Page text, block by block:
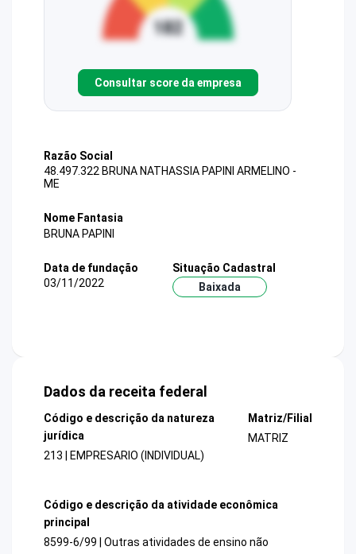
Consultar score da empresa
Razão Social
48.497.322 BRUNA NATHASSIA PAPINI ARMELINO -
ME
Nome Fantasia
BRUNA PAPINI
Data de fundação
03/11/2022
Situação Cadastral
Baixada
Dados da receita federal
Código e descrição da natureza
jurídica
213 | EMPRESARIO (INDIVIDUAL)
Matriz/Filial
MATRIZ
Código e descrição da atividade econômica
principal
8599-6/99 | Outras atividades de ensino não